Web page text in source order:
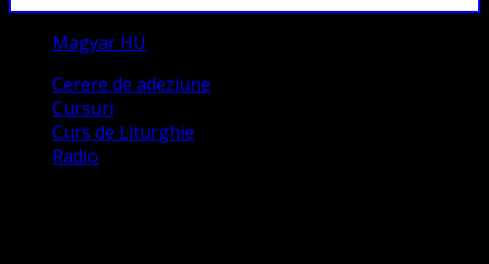
Magyar HU
Cerere de adeziune
Cursuri
Curs de Liturghie
Radio